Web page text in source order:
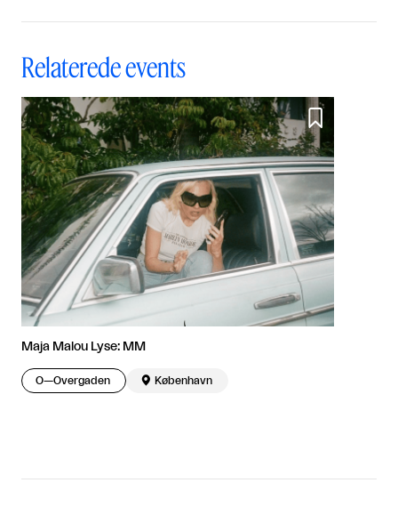
Relaterede events

Maja Malou Lyse: MM
O—Overgaden  København